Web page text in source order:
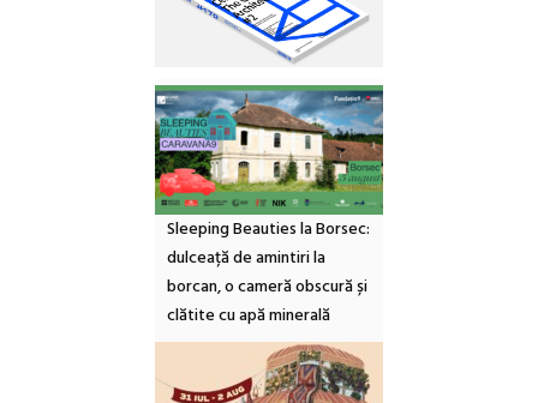
Sleeping Beauties la Borsec:
dulceață de amintiri la
borcan, o cameră obscură și
clătite cu apă minerală